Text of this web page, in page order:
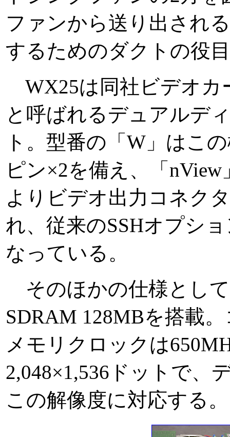
ファンから送り出され
するためのダクトの役
WX25は同社ビデオカ
と呼ばれるデュアルデ
ト。型番の「W」はこ
ピン×2を備え、「
よりビデオ出力コネク
れ、従来のSSHオプシ
なっている。
そのほかの仕様とし
SDRAM 128MBを搭載
メモリクロックは
2,048×1,536ドットで、
この解像度に対応する。